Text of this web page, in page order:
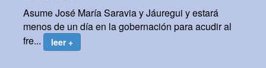
Asume José María Saravia y Jáuregui y estará
menos de un día en la gobernación para acudir al
fre...
leer +